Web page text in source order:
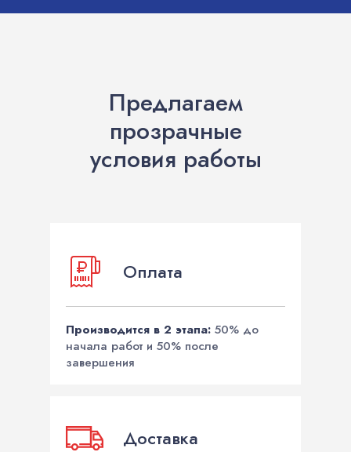
Предлагаем
прозрачные
условия работы
Оплата
Производится в 2 этапа: 50% до
начала работ и 50% после
завершения
Доставка